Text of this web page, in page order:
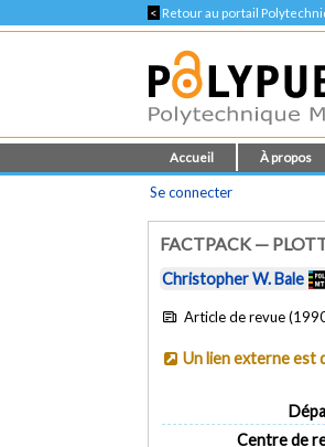
< Retour au portail
Accueil À propos
Se connecter
FACTPACK —
Christopher W. Bale
Article de revue
Un lien externe est
Centre de